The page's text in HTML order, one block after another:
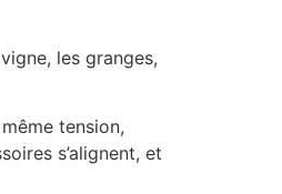
les granges,
tension,
s’alignent, et